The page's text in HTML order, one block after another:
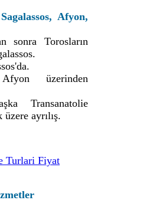
Afyon,
sonra Torosların
üzerinden
Transanatolie
ayrılış.
Turlari Fiyat